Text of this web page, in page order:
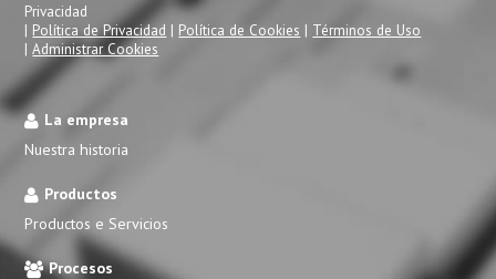
Privacidad
| Política de Privacidad | Política de Cookies | Términos de Uso
|Administrar Cookies
La empresa
Nuestra historia
Productos
Productos e Servicios
Procesos